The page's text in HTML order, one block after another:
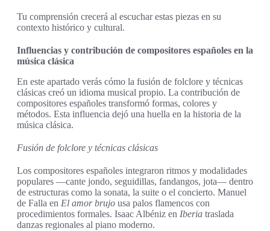
Tu comprensión crecerá al escuchar estas piezas en su
contexto histórico y cultural.
Influencias y contribución de compositores españoles en la
música clásica
En este apartado verás cómo la fusión de folclore y técnicas
clásicas creó un idioma musical propio. La contribución de
compositores españoles transformó formas, colores y
métodos. Esta influencia dejó una huella en la historia de la
música clásica.
Fusión de folclore y técnicas clásicas
Los compositores españoles integraron ritmos y modalidades
populares —cante jondo, seguidillas, fandangos, jota— dentro
de estructuras como la sonata, la suite o el concierto. Manuel
de Falla en El amor brujo usa palos flamencos con
procedimientos formales. Isaac Albéniz en Iberia traslada
danzas regionales al piano moderno.